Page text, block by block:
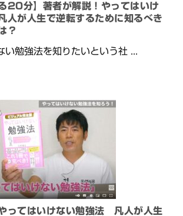
20分】著者が解説！やってはいけ
が人生で逆転するために知るべき
？
い勉強法を知りたいという社 ...
ってはいけない勉強法 凡人が人生